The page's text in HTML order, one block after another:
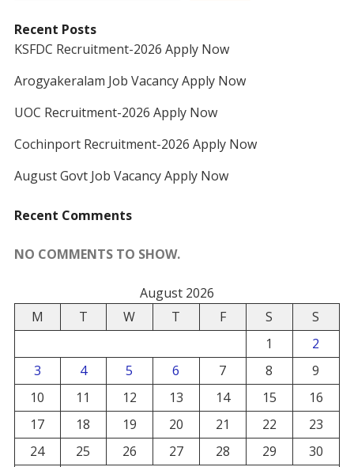
Recent Posts
KSFDC Recruitment-2026 Apply Now
Arogyakeralam Job Vacancy Apply Now
UOC Recruitment-2026 Apply Now
Cochinport Recruitment-2026 Apply Now
August Govt Job Vacancy Apply Now
Recent Comments
NO COMMENTS TO SHOW.
August 2026
M
T W T F S
S
1
2
3
4 5 6 7 8
9
10
11 12 13 14 15
16
17
18 19 20 21 22
23
24
25 26 27 28 29 30